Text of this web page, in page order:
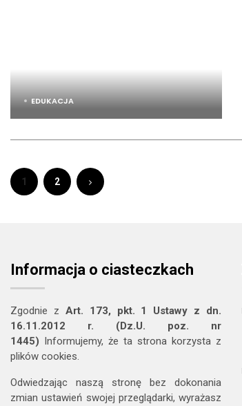
EDUKACJA
1 2
Informacja o ciasteczkach
Zgodnie z Art. 173, pkt. 1 Ustawy z dn.
16.11.2012 r. (Dz.U. poz. nr
1445) Informujemy, że ta strona korzysta z
plików cookies.
Odwiedzając naszą stronę bez dokonania
zmian ustawień swojej przeglądarki, wyrażasz